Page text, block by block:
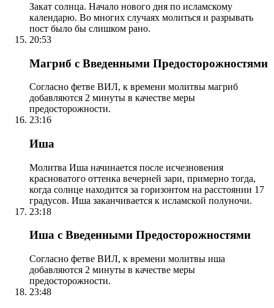
Закат солнца. Начало нового дня по исламскому
календарю. Во многих случаях молиться и разрывать
пост было бы слишком рано.
20:53
Магриб с Введенными Предосторожностями
Согласно фетве ВИЛ, к времени молитвы магриб
добавляются 2 минуты в качестве меры
предосторожности.
23:16
Иша
Молитва Иша начинается после исчезновения
красноватого оттенка вечерней зари, примерно тогда,
когда солнце находится за горизонтом на расстоянии 17
градусов. Иша заканчивается к исламской полуночи.
23:18
Иша с Введенными Предосторожностями
Согласно фетве ВИЛ, к времени молитвы иша
добавляются 2 минуты в качестве меры
предосторожности.
23:48